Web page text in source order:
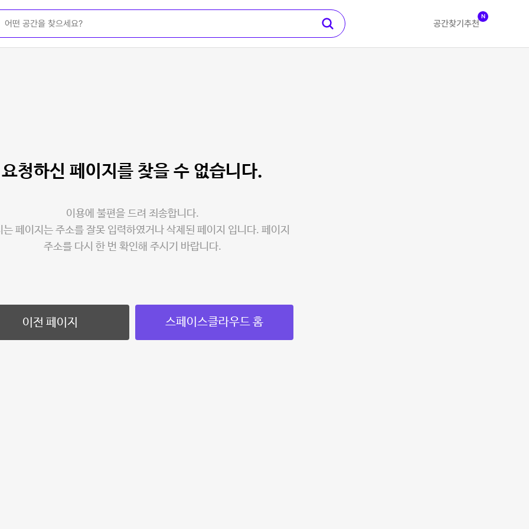
공간찾기 추천
N
요청하신 페이지를 찾을 수 없습니다.
이용에 불편을 드려 죄송합니다.
는 페이지는 주소를 잘못 입력하였거나 삭제된 페이지 입니다. 페이지
주소를 다시 한 번 확인해 주시기 바랍니다.
이전 페이지 스페이스클라우드 홈